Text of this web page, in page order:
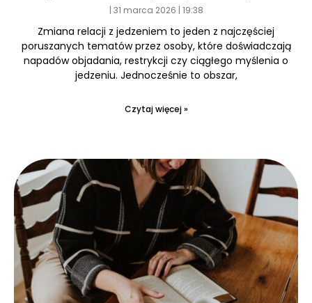
31 marca 2026 19:38
Zmiana relacji z jedzeniem to jeden z najczęściej
poruszanych tematów przez osoby, które doświadczają
napadów objadania, restrykcji czy ciągłego myślenia o
jedzeniu. Jednocześnie to obszar,
Czytaj więcej »